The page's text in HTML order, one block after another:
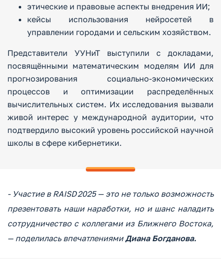
этические и правовые аспекты внедрения ИИ;
кейсы использования нейросетей в
управлении городами и сельским хозяйством.
Представители УУНиТ выступили с докладами,
посвящёнными математическим моделям ИИ для
прогнозирования социально‑экономических
процессов и оптимизации распределённых
вычислительных систем. Их исследования вызвали
живой интерес у международной аудитории, что
подтвердило высокий уровень российской научной
школы в сфере кибернетики.
- Участие в RAISD 2025 — это не только возможность
презентовать наши наработки, но и шанс наладить
сотрудничество с коллегами из Ближнего Востока,
— поделилась впечатлениямиДиана Богданова.